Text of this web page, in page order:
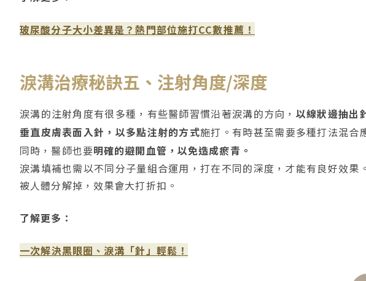
玻尿酸分子大小差異是？熱門部位施打CC數推薦！
淚溝治療秘訣五、注射角度/深度
淚溝的注射角度有很多種，有些醫師習慣沿著淚溝的方向， 以線狀邊抽出
垂直皮膚表面入針，以多點注射的方式施打。有時甚至需要多種打法混合
同時，醫師也要明確的避開血管，以免造成瘀青。
淚溝填補也需以不同分子量組合運用，打在不同的深度，才能有良好效
被人體分解掉，效果會大打折扣。
了解更多：
一次解決黑眼圈、淚溝「針」輕鬆！